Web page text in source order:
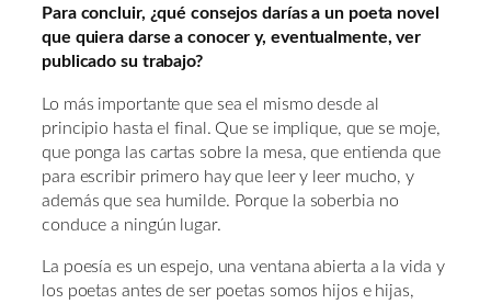
Para concluir, ¿qué consejos darías a un poeta novel
que quiera darse a conocer y, eventualmente, ver
publicado su trabajo?
Lo más importante que sea el mismo desde al
principio hasta el final. Que se implique, que se moje,
que ponga las cartas sobre la mesa, que entienda que
para escribir primero hay que leer y leer mucho, y
además que sea humilde. Porque la soberbia no
conduce a ningún lugar.
La poesía es un espejo, una ventana abierta a la vida y
los poetas antes de ser poetas somos hijos e hijas,